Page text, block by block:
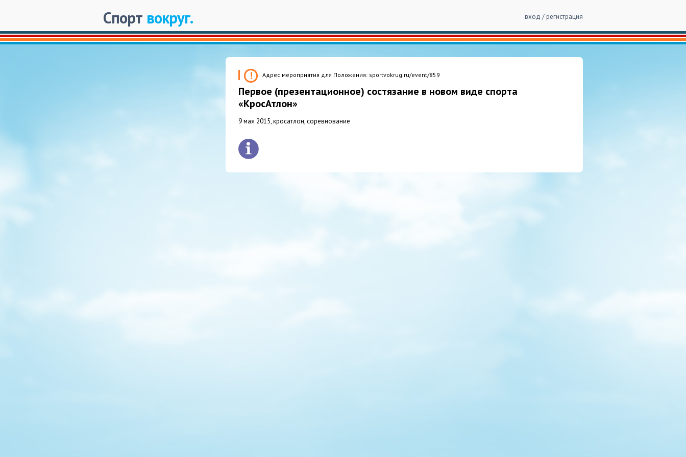
Спорт вокруг. вход / регистрация
Адрес мероприятия для Положения: sportvokrug.ru/event/859
Первое (презентационное) состязание в новом виде спорта
«КросАтлон»
9 мая 2015, кросатлон, соревнование